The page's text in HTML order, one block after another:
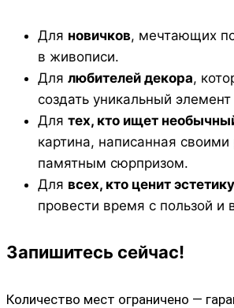
Для новичков, мечтающих
в живописи.
Для любителей декора,
создать уникальный
Для тех, кто ищет
картина, написанная
памятным сюрпризом.
Для всех, кто ценит эстетику
провести время с пользой и
Запишитесь сейчас!
Количество мест ограничено —